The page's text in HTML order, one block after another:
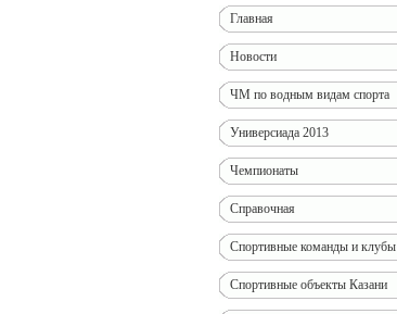
Главная
Новости
ЧМ по водным видам спорта
Универсиада 2013
Чемпионаты
Справочная
Спортивные команды и клубы
Спортивные объекты Казани